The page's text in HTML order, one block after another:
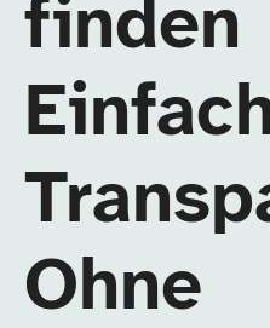
finden
Ohne